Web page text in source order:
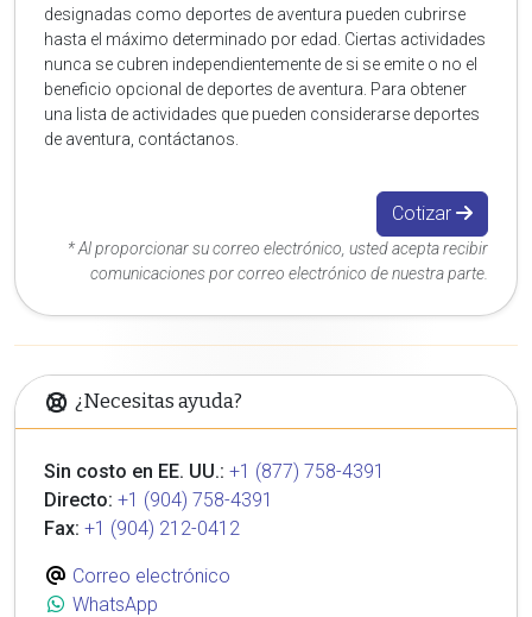
designadas como deportes de aventura pueden cubrirse
hasta el máximo determinado por edad. Ciertas actividades
nunca se cubren independientemente de si se emite o no el
beneficio opcional de deportes de aventura. Para obtener
una lista de actividades que pueden considerarse deportes
de aventura, contáctanos.
Cotizar
* Al proporcionar su correo electrónico, usted acepta recibir
comunicaciones por correo electrónico de nuestra parte.
¿Necesitas ayuda?
Sin costo en EE. UU.: +1 (877) 758-4391
Directo: +1 (904) 758-4391
Fax: +1 (904) 212-0412
Correo electrónico
WhatsApp